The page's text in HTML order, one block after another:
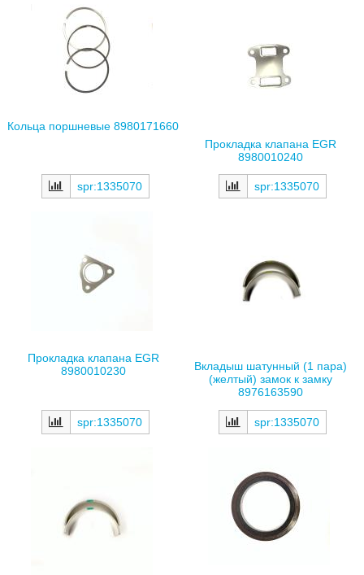
Кольца поршневые 8980171660
spr:1335070
Прокладка клапана EGR
8980010240
spr:1335070
Прокладка клапана EGR
8980010230
spr:1335070
Вкладыш шатунный (1 пара)
(желтый) замок к замку
8976163590
spr:1335070